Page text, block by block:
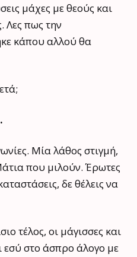
μάχες με θεούς και
Λες πως την
κάπου αλλού θα
Μία λάθος στιγμή,
που μιλούν. Έρωτες
δε θέλεις να
τέλος, οι μάγισσες και
εσύ στο άσπρο άλογο με